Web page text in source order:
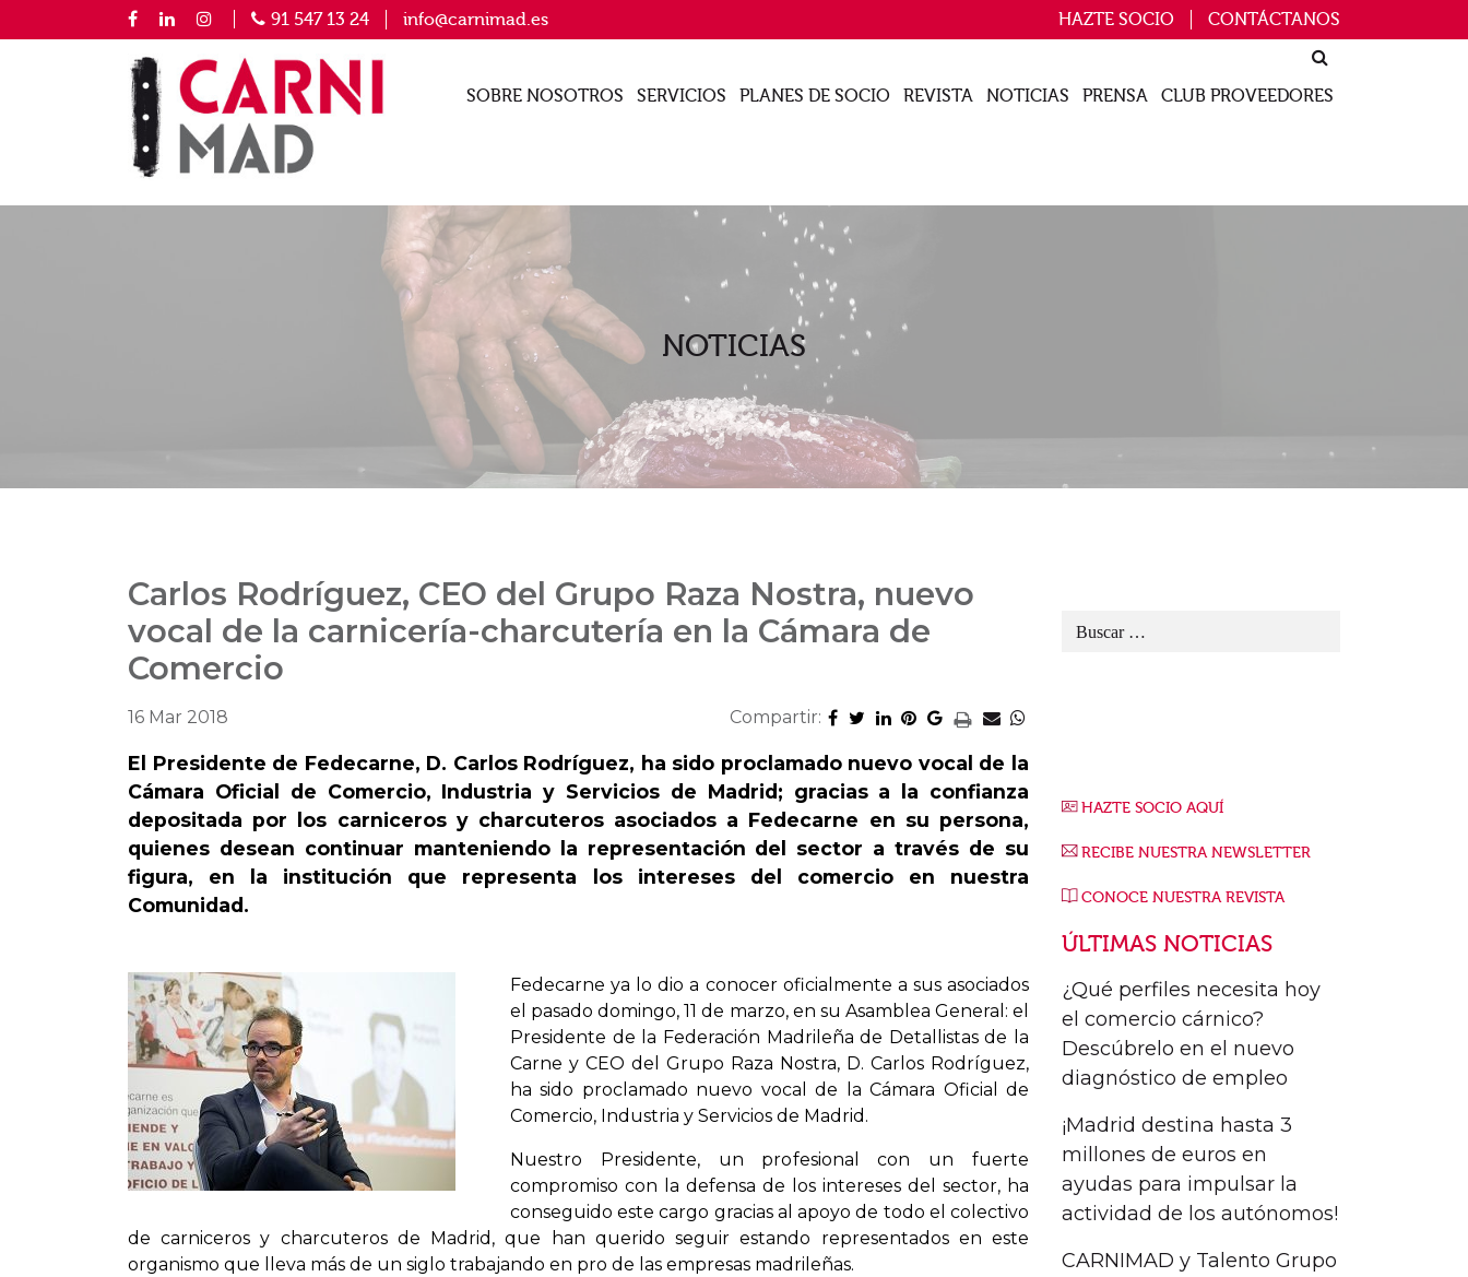
91 547 13 24 info@carnimad.es HAZTE SOCIO CONTÁCTANOS
SOBRE NOSOTROS SERVICIOS PLANES DE SOCIO REVISTA NOTICIAS PRENSA CLUB PROVEEDORES
NOTICIAS
Carlos Rodríguez, CEO del Grupo Raza Nostra, nuevo
vocal de la carnicería-charcutería en la Cámara de
Comercio
16 Mar 2018 Compartir:
El Presidente de Fedecarne, D. Carlos Rodríguez, ha sido proclamado nuevo vocal de la
Cámara Oficial de Comercio, Industria y Servicios de Madrid; gracias a la confianza
depositada por los carniceros y charcuteros asociados a Fedecarne en su persona,
quienes desean continuar manteniendo la representación del sector a través de su
figura, en la institución que representa los intereses del comercio en nuestra
Comunidad.
Fedecarne ya lo dio a conocer oficialmente a sus asociados
el pasado domingo, 11 de marzo, en su Asamblea General: el
Presidente de la Federación Madrileña de Detallistas de la
Carne y CEO del Grupo Raza Nostra, D. Carlos Rodríguez,
ha sido proclamado nuevo vocal de la Cámara Oficial de
Comercio, Industria y Servicios de Madrid.
Nuestro Presidente, un profesional con un fuerte
compromiso con la defensa de los intereses del sector, ha
conseguido este cargo gracias al apoyo de todo el colectivo
de carniceros y charcuteros de Madrid, que han querido seguir estando representados en este
organismo que lleva más de un siglo trabajando en pro de las empresas madrileñas.
HAZTE SOCIO AQUÍ
RECIBE NUESTRA NEWSLETTER
CONOCE NUESTRA REVISTA
ÚLTIMAS NOTICIAS
¿Qué perfiles necesita hoy
el comercio cárnico?
Descúbrelo en el nuevo
diagnóstico de empleo
¡Madrid destina hasta 3
millones de euros en
ayudas para impulsar la
actividad de los autónomos!
CARNIMAD y Talento Grupo